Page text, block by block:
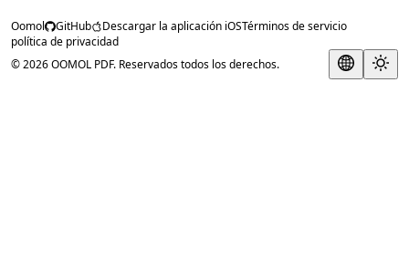
Oomol GitHub Descargar la aplicación iOSTérminos de servicio
política de privacidad
© 2026 OOMOL PDF. Reservados todos los derechos.